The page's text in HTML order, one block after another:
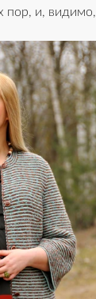
пор, и, видимо,